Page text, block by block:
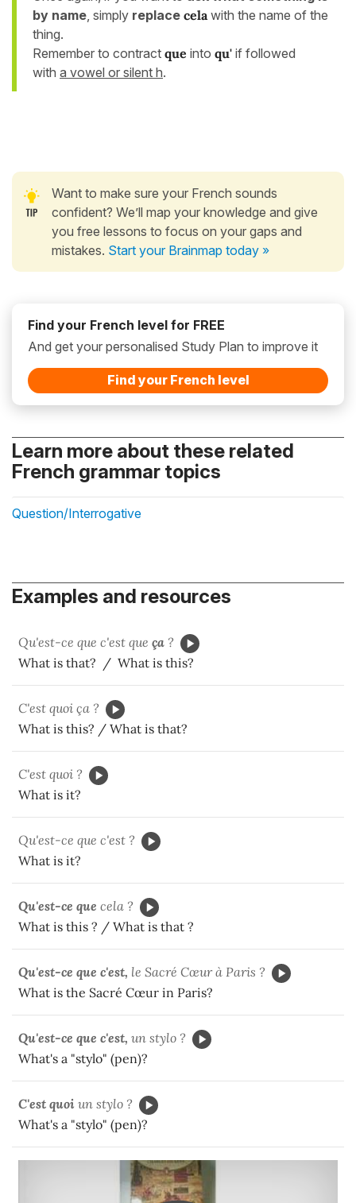
by name , simply replace cela with the name of the
thing.
Remember to contract que into qu' if followed
with a vowel or silent h.
Want to make sure your French sounds
confident? We’ll map your knowledge and give
you free lessons to focus on your gaps and
mistakes. Start your Brainmap today »
Find your French level for FREE
And get your personalised Study Plan to improve it
Find your French level
Learn more about these related
French grammar topics
Question/Interrogative
Examples and resources
Qu'est-ce que c'est que ça ?
What is that? / What is this?
C'est quoi ça ?
What is this? / What is that?
C'est quoi ?
What is it?
Qu'est-ce que c'est ?
What is it?
Qu'est-ce que cela ?
What is this ? / What is that ?
Qu'est-ce que c'est, le Sacré Cœur à Paris ?
What is the Sacré Cœur in Paris?
Qu'est-ce que c'est, un stylo ?
What's a "stylo" (pen)?
C'est quoi un stylo ?
What's a "stylo" (pen)?